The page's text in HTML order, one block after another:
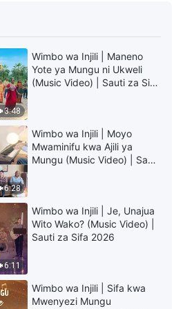
Muhimu)
Musical Documentary | Mungu
Anashikilia Ukuu Juu Ya
Majaliwa ya Kila Nchi na Watu
Wote (Vipengele Muhimu)
Musical Documentary | Kuibuka
kwa Marekani na Misheni Yake
(Vipengele Muhimu)
Musical Documentary | Kuibuka
kwa Falme ya Uingereza
Ikiendesha Maendeleo ya
Wanadamu (Vipengele Muhimu)
3:48
Wimbo wa Injili | Maneno
Yote ya Mungu ni Ukweli
(Music Video) | Sauti za Sifa
6:28
Wimbo wa Injili | Moyo
Mwaminifu kwa Ajili ya
Mungu (Music Video) | Sauti
6:11
Wimbo wa Injili | Je, Unajua
Wito Wako? (Music Video) |
Sauti za Sifa 2026
Wimbo wa Injili | Sifa kwa
Mwenyezi Mungu